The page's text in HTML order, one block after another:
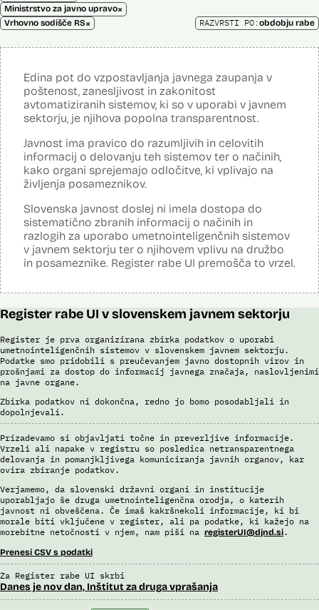
Ministrstvo za javno upravo×
Vrhovno sodišče RS× RAZVRSTI PO:obdobju rabe
Edina pot do vzpostavljanja javnega zaupanja v
poštenost, zanesljivost in zakonitost
avtomatiziranih sistemov, ki so v uporabi v javnem
sektorju, je njihova popolna transparentnost.
Javnost ima pravico do razumljivih in celovitih
informacij o delovanju teh sistemov ter o načinih,
kako organi sprejemajo odločitve, ki vplivajo na
življenja posameznikov.
Slovenska javnost doslej ni imela dostopa do
sistematično zbranih informacij o načinih in
razlogih za uporabo umetnointeligenčnih sistemov
v javnem sektorju ter o njihovem vplivu na družbo
in posameznike. Register rabe UI premošča to vrzel.
Register rabe UI v slovenskem javnem sektorju
Register je prva organizirana zbirka podatkov o uporabi
umetnointeligenčnih sistemov v slovenskem javnem sektorju.
Podatke smo pridobili s preučevanjem javno dostopnih virov in
prošnjami za dostop do informacij javnega značaja, naslovljenimi
na javne organe.
Zbirka podatkov ni dokončna, redno jo bomo posodabljali in
dopolnjevali.
Prizadevamo si objavljati točne in preverljive informacije.
Vrzeli ali napake v registru so posledica netransparentnega
delovanja in pomanjkljivega komuniciranja javnih organov, kar
ovira zbiranje podatkov.
Verjamemo, da slovenski državni organi in institucije
uporabljajo še druga umetnointeligenčna orodja, o katerih
javnost ni obveščena. Če imaš kakršnekoli informacije, ki bi
morale biti vključene v register, ali pa podatke, ki kažejo na
morebitne netočnosti v njem, nam piši na registerUI@djnd.si.
Prenesi CSV s podatki
Za Register rabe UI skrbi
Danes je nov dan, Inštitut za druga vprašanja